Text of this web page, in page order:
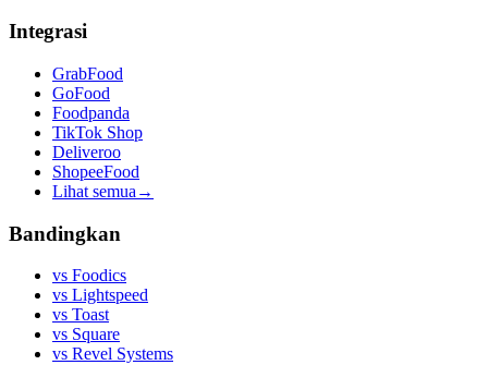
Integrasi
GrabFood
GoFood
Foodpanda
TikTok Shop
Deliveroo
ShopeeFood
Lihat semua →
Bandingkan
vs Foodics
vs Lightspeed
vs Toast
vs Square
vs Revel Systems